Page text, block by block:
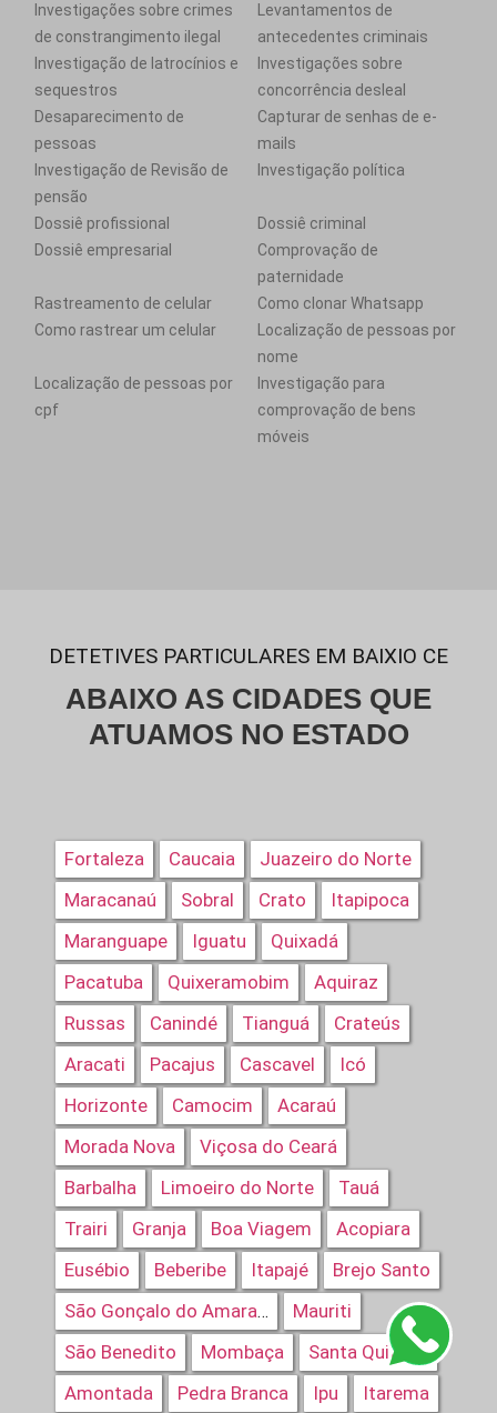
Investigações sobre crimes
de constrangimento ilegal
Levantamentos de
antecedentes criminais
Investigação de latrocínios e
sequestros
Investigações sobre
concorrência desleal
Desaparecimento de
pessoas
Capturar de senhas de e-
mails
Investigação de Revisão de
pensão
Investigação política
Dossiê profissional
Dossiê criminal
Dossiê empresarial
Comprovação de
paternidade
Rastreamento de celular
Como clonar Whatsapp
Como rastrear um celular
Localização de pessoas por
nome
Localização de pessoas por
cpf
Investigação para
comprovação de bens
móveis
DETETIVES PARTICULARES EM BAIXIO CE
ABAIXO AS CIDADES QUE
ATUAMOS NO ESTADO
Fortaleza Caucaia
Juazeiro do Norte
Maracanaú
Sobral Crato
Itapipoca
Maranguape
Iguatu
Quixadá
Pacatuba
Quixeramobim
Aquiraz
Russas
Canindé Tianguá
Crateús
Aracati
Pacajus Cascavel
Icó
Horizonte
Camocim
Acaraú
Morada Nova
Viçosa do Ceará
Barbalha
Limoeiro do Norte
Tauá
Trairi
Granja Boa Viagem
Acopiara
Eusébio
Beberibe Itapajé Brejo Santo
São Gonçalo do Amarante
Mauriti
São Benedito
Mombaça
Santa Quitéria
Amontada
Pedra Branca Ipu Itarema